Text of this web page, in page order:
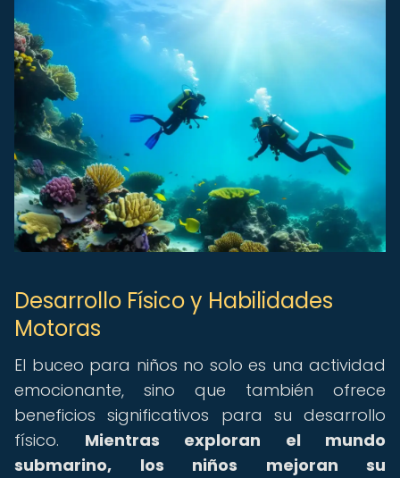
Desarrollo Físico y Habilidades
Motoras
El buceo para niños no solo es una actividad
emocionante, sino que también ofrece
beneficios significativos para su desarrollo
físico. Mientras exploran el mundo
submarino, los niños mejoran su